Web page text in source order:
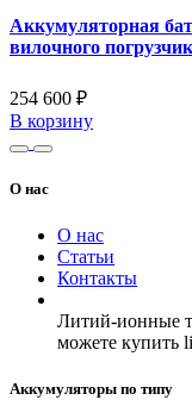
Аккумуляторная
вилочного
254 600 ₽
В корзину
О нас
О нас
Статьи
Контакты
Литий-ионные
можете купить
Аккумуляторы по типу